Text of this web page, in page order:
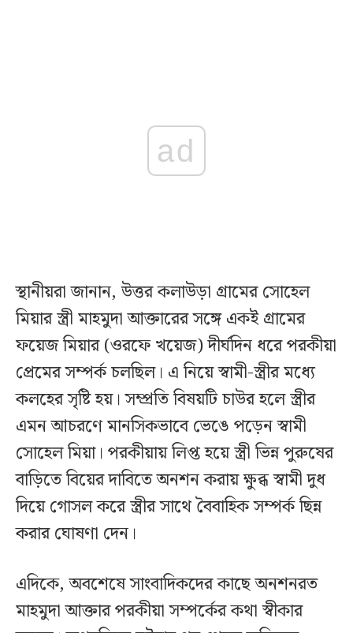
ad
স্থানীয়রা জানান, উত্তর কলাউড়া গ্রামের সোহেল
মিয়ার স্ত্রী মাহমুদা আক্তারের সঙ্গে একই গ্রামের
ফয়েজ মিয়ার (ওরফে খয়েজ) দীর্ঘদিন ধরে পরকীয়া
প্রেমের সম্পর্ক চলছিল। এ নিয়ে স্বামী-স্ত্রীর মধ্যে
কলহের সৃষ্টি হয়। সম্প্রতি বিষয়টি চাউর হলে স্ত্রীর
এমন আচরণে মানসিকভাবে ভেঙে পড়েন স্বামী
সোহেল মিয়া। পরকীয়ায় লিপ্ত হয়ে স্ত্রী ভিন্ন পুরুষের
বাড়িতে বিয়ের দাবিতে অনশন করায় ক্ষুব্ধ স্বামী দুধ
দিয়ে গোসল করে স্ত্রীর সাথে বৈবাহিক সম্পর্ক ছিন্ন
করার ঘোষণা দেন।
এদিকে, অবশেষে সাংবাদিকদের কাছে অনশনরত
মাহমুদা আক্তার পরকীয়া সম্পর্কের কথা স্বীকার